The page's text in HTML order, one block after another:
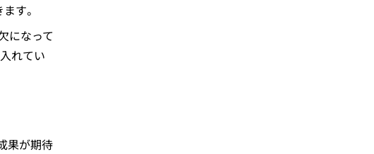
す。
になって
れてい
果が期待